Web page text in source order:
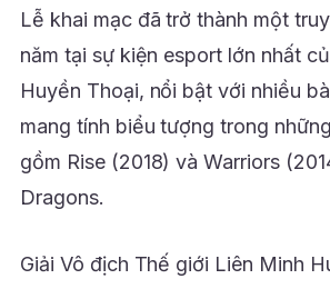
Lễ khai mạc đã trở thành một
năm tại sự kiện esport lớn nhất
Huyền Thoại, nổi bật với nhiều
mang tính biểu tượng trong
gồm Rise (2018) và Warriors
Dragons.
Giải Vô địch Thế giới Liên Minh